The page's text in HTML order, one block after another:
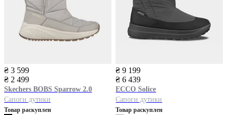
₴ 3 599
₴ 2 499
Skechers BOBS Sparrow 2.0
Сапоги дутики
Товар раскуплен
₴ 9 199
₴ 6 439
ECCO Solice
Сапоги дутики
Товар раскуплен